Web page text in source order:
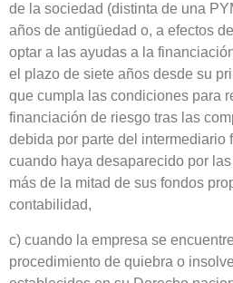
de la sociedad (distinta de una
años de antigüedad o, a efectos
optar a las ayudas a la
el plazo de siete años desde su
que cumpla las condiciones para
financiación de riesgo tras las
debida por parte del intermediario
cuando haya desaparecido por
más de la mitad de sus fondos
contabilidad,
c) cuando la empresa se
procedimiento de quiebra o